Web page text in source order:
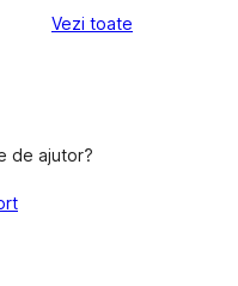
Vezi toate
de ajutor?